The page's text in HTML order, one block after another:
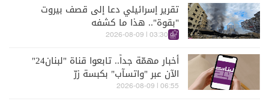
تقرير إسرائيلي دعا إلى قصف بيروت
"بقوة".. هذا ما كشفه
03:30 | 2026-08-09
أخبار مهمّة جداً.. تابعوا قناة "لبنان24"
الآن عبر "واتسآب" بكبسة زرّ
06:55 | 2026-08-09